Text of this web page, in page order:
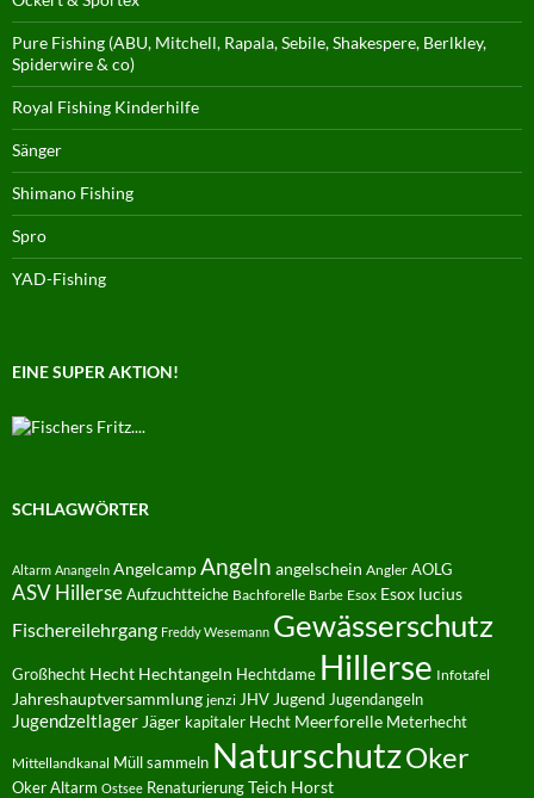
Pure Fishing (ABU, Mitchell, Rapala, Sebile, Shakespere, Berlkley,
Spiderwire & co)
Royal Fishing Kinderhilfe
Sänger
Shimano Fishing
Spro
YAD-Fishing
EINE SUPER AKTION!
SCHLAGWÖRTER
Altarm Anangeln AngelcampAngeln angelschein Angler AOLG
ASV HillerseAufzuchtteiche Bachforelle Barbe Esox Esox lucius
Fischereilehrgang Freddy Wesemann Gewässerschutz
Großhecht Hecht Hechtangeln Hechtdame Hillerse Infotafel
Jahreshauptversammlung jenzi JHV Jugend Jugendangeln
Jugendzeltlager Jäger kapitaler Hecht Meerforelle Meterhecht
Mittellandkanal Müll sammeln NaturschutzOker
Oker Altarm Ostsee RenaturierungTeich Horst